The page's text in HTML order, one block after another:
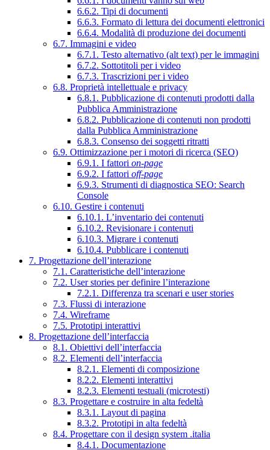
6.6.2. Tipi di documenti
6.6.3. Formato di lettura dei documenti elettronici
6.6.4. Modalità di produzione dei documenti
6.7. Immagini e video
6.7.1. Testo alternativo (alt text) per le immagini
6.7.2. Sottotitoli per i video
6.7.3. Trascrizioni per i video
6.8. Proprietà intellettuale e privacy
6.8.1. Pubblicazione di contenuti prodotti dalla
Pubblica Amministrazione
6.8.2. Pubblicazione di contenuti non prodotti
dalla Pubblica Amministrazione
6.8.3. Consenso dei soggetti ritratti
6.9. Ottimizzazione per i motori di ricerca (SEO)
6.9.1. I fattori on-page
6.9.2. I fattori off-page
6.9.3. Strumenti di diagnostica SEO: Search
Console
6.10. Gestire i contenuti
6.10.1. L’inventario dei contenuti
6.10.2. Revisionare i contenuti
6.10.3. Migrare i contenuti
6.10.4. Pubblicare i contenuti
7. Progettazione dell’interazione
7.1. Caratteristiche dell’interazione
7.2. User stories per definire l’interazione
7.2.1. Differenza tra scenari e user stories
7.3. Flussi di interazione
7.4. Wireframe
7.5. Prototipi interattivi
8. Progettazione dell’interfaccia
8.1. Obiettivi dell’interfaccia
8.2. Elementi dell’interfaccia
8.2.1. Elementi di composizione
8.2.2. Elementi interattivi
8.2.3. Elementi testuali (microtesti)
8.3. Progettare e costruire in alta fedeltà
8.3.1. Layout di pagina
8.3.2. Prototipi in alta fedeltà
8.4. Progettare con il design system .italia
8.4.1. Documentazione